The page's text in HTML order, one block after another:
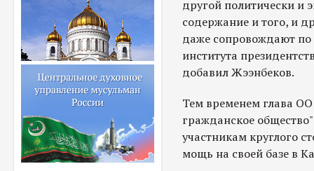
другой политически и
содержание и того, и
даже сопровождают
института
добавил Жээнбеков.
Тем временем глава
гражданское
участникам круглого
мощь на своей базе в